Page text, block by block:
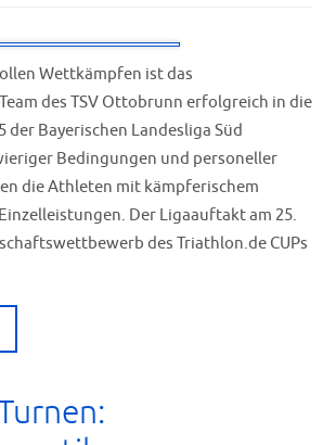
Wettkämpfen ist das
des TSV Ottobrunn erfolgreich in die
der Bayerischen Landesliga Süd
Bedingungen und personeller
die Athleten mit kämpferischem
Der Ligaauftakt am 25.
des Triathlon.de CUPs